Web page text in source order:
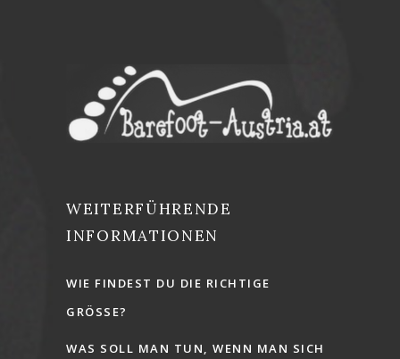
WEITERFÜHRENDE
INFORMATIONEN
WIE FINDEST DU DIE RICHTIGE
GRÖSSE?
WAS SOLL MAN TUN, WENN MAN SICH